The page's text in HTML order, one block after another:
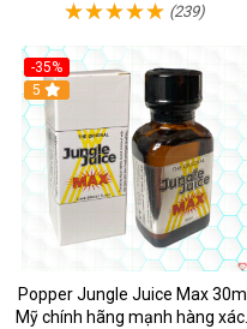
(239)
-35%
5
Popper Jungle Juice Max 30ml
Mỹ chính hãng mạnh hàng xách